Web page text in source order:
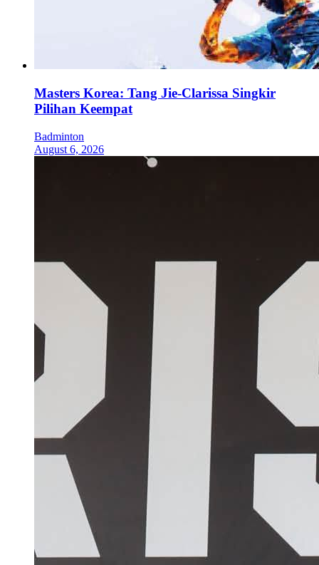
Masters Korea: Tang Jie-Clarissa Singkir
Pilihan Keempat
Badminton
August 6, 2026